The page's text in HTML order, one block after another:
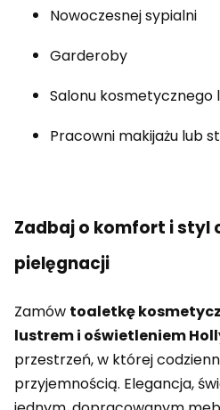
Nowoczesnej sypialni
Garderoby
Salonu kosmetycznego
Pracowni makijażu lub
Zadbaj o komfort i styl
pielęgnacji
Zamów toaletkę
lustrem i oświetleniem
przestrzeń, w której
przyjemnością. Elegancja,